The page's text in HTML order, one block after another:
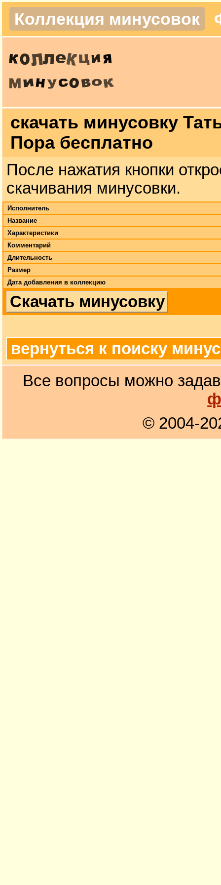
Коллекция минусовок
скачать минусовку
Пора бесплатно
После нажатия кнопки
скачивания минусовки.
Исполнитель
Название
Характеристики
Комментарий
Длительность
Размер
Дата добавления в коллекцию
Скачать минусовку
вернуться к поиску
Все вопросы можно
© 2004-